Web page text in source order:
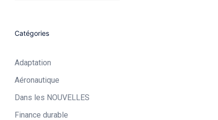
Catégories
Adaptation
Aéronautique​
Dans les NOUVELLES
Finance durable